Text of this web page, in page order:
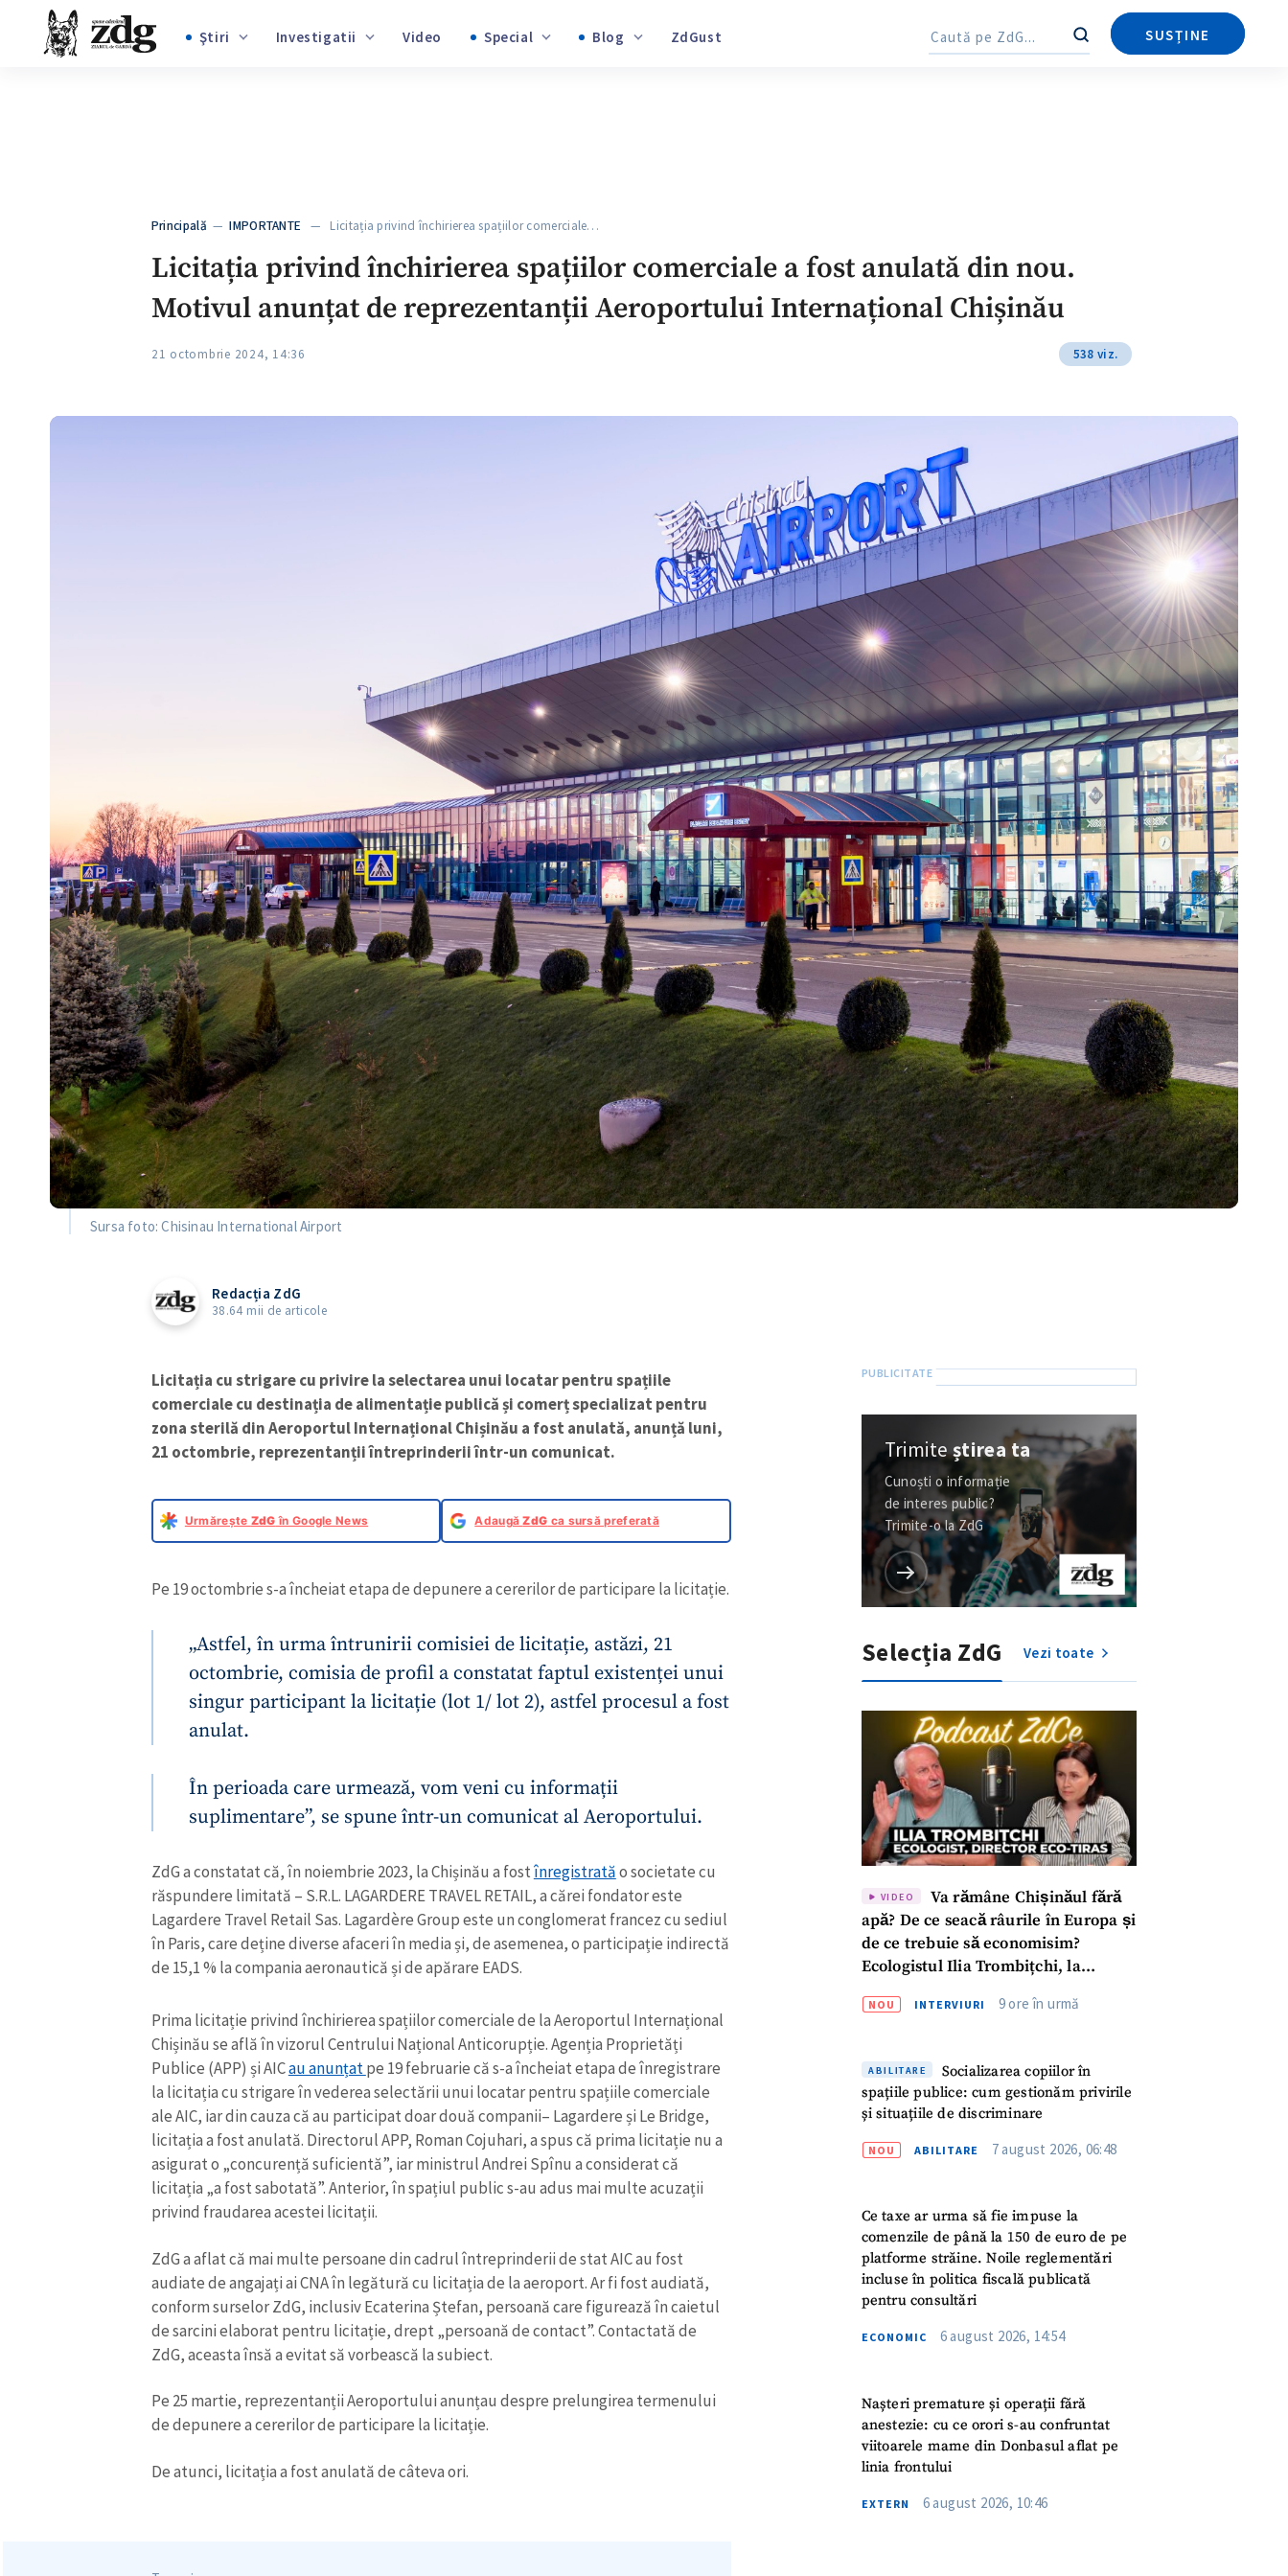
30 , Chișinău in English на русском
+1
Principală —IMPORTANTE — Licitația privind închirierea spațiilor comerciale…
Licitația privind închirierea spațiilor comerciale a fost anulată din nou.
Motivul anunțat de reprezentanții Aeroportului Internațional Chișinău
21 octombrie 2024, 14:36 538 viz.
Sursa foto: Chisinau International Airport
Redacția ZdG
38.64 mii de articole
Licitația cu strigare cu privire la selectarea unui locatar pentru spațiile
comerciale cu destinația de alimentație publică și comerț specializat pentru
zona sterilă din Aeroportul Internațional Chișinău a fost anulată, anunță luni,
21 octombrie, reprezentanții întreprinderii într-un comunicat.
Urmărește ZdG în Google News AdaugăZdG ca sursă preferată
Pe 19 octombrie s-a încheiat etapa de depunere a cererilor de participare la licitație.
„Astfel, în urma întrunirii comisiei de licitație, astăzi, 21
octombrie, comisia de profil a constatat faptul existenței unui
singur participant la licitație (lot 1/ lot 2), astfel procesul a fost
anulat.
În perioada care urmează, vom veni cu informații
suplimentare”, se spune într-un comunicat al Aeroportului.
ZdG a constatat că, în noiembrie 2023, la Chișinău a fostînregistratăo societate cu
răspundere limitată – S.R.L. LAGARDERE TRAVEL RETAIL, a cărei fondator este
Lagardere Travel Retail Sas. Lagardère Group este un conglomerat francez cu sediul
în Paris, care deține diverse afaceri în media și, de asemenea, o participație indirectă
de 15,1 % la compania aeronautică și de apărare EADS.
Prima licitație privind închirierea spațiilor comerciale de la Aeroportul Internațional
Chișinău se află în vizorul Centrului Național Anticorupție. Agenția Proprietăți
Publice (APP) și AICau anunțatpe 19 februarie că s-a încheiat etapa de înregistrare
la licitația cu strigare în vederea selectării unui locatar pentru spațiile comerciale
ale AIC, iar din cauza că au participat doar două companii– Lagardere și Le Bridge,
licitația a fost anulată. Directorul APP, Roman Cojuhari, a spus că prima licitație nu a
asigurat o „concurență suficientă”, iar ministrul Andrei Spînu a considerat că
licitația „a fost sabotată”. Anterior, în spațiul public s-au adus mai multe acuzații
privind fraudarea acestei licitații.
ZdG a aflat că mai multe persoane din cadrul întreprinderii de stat AIC au fost
audiate de angajați ai CNA în legătură cu licitația de la aeroport. Ar fi fost audiată,
conform surselor ZdG, inclusiv Ecaterina Ștefan, persoană care figurează în caietul
de sarcini elaborat pentru licitație, drept „persoană de contact”. Contactată de
ZdG, aceasta însă a evitat să vorbească la subiect.
Pe 25 martie, reprezentanții Aeroportului anunțau despre prelungirea termenului
de depunere a cererilor de participare la licitație.
De atunci, licitația a fost anulată de câteva ori.
Trimiteștirea ta
Cunoști o informație
de interes public?
Trimite-o la ZdG
Selecția ZdG Vezi toate
VIDEO
Va rămâne Chișinăul fără
apă? De ce seacă râurile în Europa și
de ce trebuie să economisim?
Ecologistul Ilia Trombițchi, la
NOU INTERVIURI 9 ore în urmă
ABILITARE
Socializarea copiilor în
spațiile publice: cum gestionăm privirile
și situațiile de discriminare
NOU ABILITARE 7 august 2026, 06:48
Ce taxe ar urma să fie impuse la
comenzile de până la 150 de euro de pe
platforme străine. Noile reglementări
incluse în politica fiscală publicată
pentru consultări
ECONOMIC 6 august 2026, 14:54
Nașteri premature și operații fără
anestezie: cu ce orori s-au confruntat
viitoarele mame din Donbasul aflat pe
linia frontului
EXTERN 6 august 2026, 10:46
ȘTIREA MEA
+ Adaugă titlu
Fotografie + Încarcă imagine
Link media + Link media
Mesajul știrei + Mesajul știrei
CONTACT SURSĂ
+ Numele meu
+ Emailul meu
Am citit și sunt de acord cu politica de
TRIMITE ȘTIREA